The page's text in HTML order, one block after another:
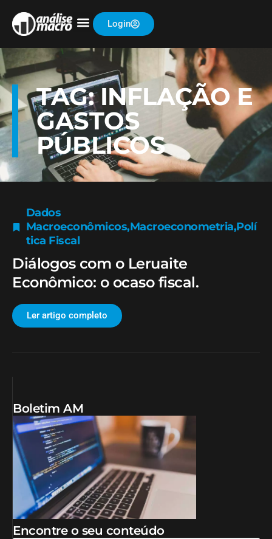
Login
TAG: INFLAÇÃO E
GASTOS
PÚBLICOS
Dados
Macroeconômicos,Macroeconometria,Polí
tica Fiscal
Diálogos com o Leruaite
Econômico: o ocaso fiscal.
Ler artigo completo
Boletim AM
Encontre o seu conteúdo